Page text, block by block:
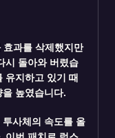
효과를 삭제했지만
시 돌아와 버렸습
유지하고 있기 때
높였습니다.
사체의 속도를 올